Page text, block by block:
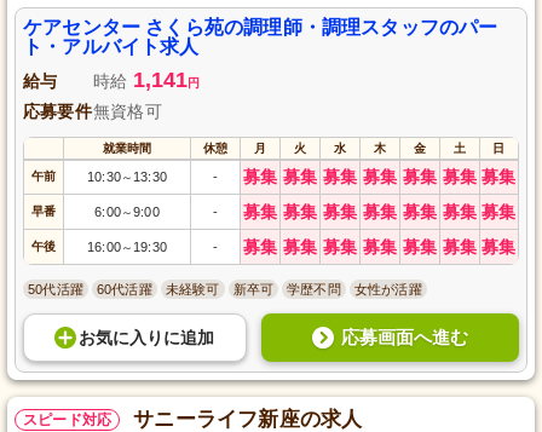
ケアセンター さくら苑の調理師・調理スタッフのパー
ト・アルバイト求人
給与 時給 1,141円
応募要件無資格可
就業時間 休憩 月 火 水 木 金 土 日
午前 10:30～ 13:30 - 募集 募集 募集 募集 募集 募集 募集
早番 6:00～9:00 - 募集 募集 募集 募集 募集 募集 募集
午後 16:00～ 19:30 - 募集 募集 募集 募集 募集 募集 募集
50代活躍 60代活躍 未経験可 新卒可 学歴不問 女性が活躍
お気に入り に追加 応募画面へ進む
スピード対応 サニーライフ新座の求人